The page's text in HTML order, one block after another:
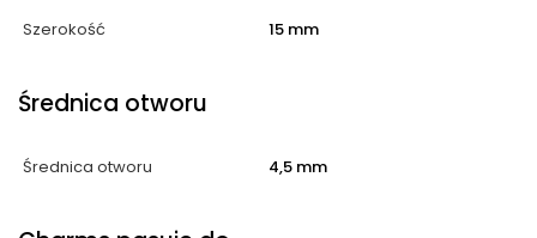
Szerokość
15 mm
Średnica otworu
Średnica otworu 4,5 mm